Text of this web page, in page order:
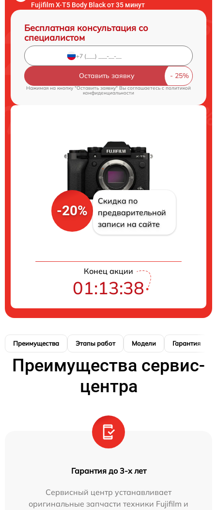
Fujifilm X-T5 Body Black от 35 минут
Бесплатная консультация со
специалистом
Оставить заявку
Нажимая на кнопку "Оставить заявку" Вы соглашаетесь c политикой
конфиденциальности
-20%
Скидка по
предварительной
записи на сайте
Конец акции
01:13:37
Преимущества Этапы работ Модели Гарантия
Преимущества сервис-
центра
Гарантия до 3-х лет
Сервисный центр устанавливает
оригинальные запчасти техники Fujifilm и